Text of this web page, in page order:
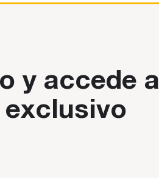
y accede a